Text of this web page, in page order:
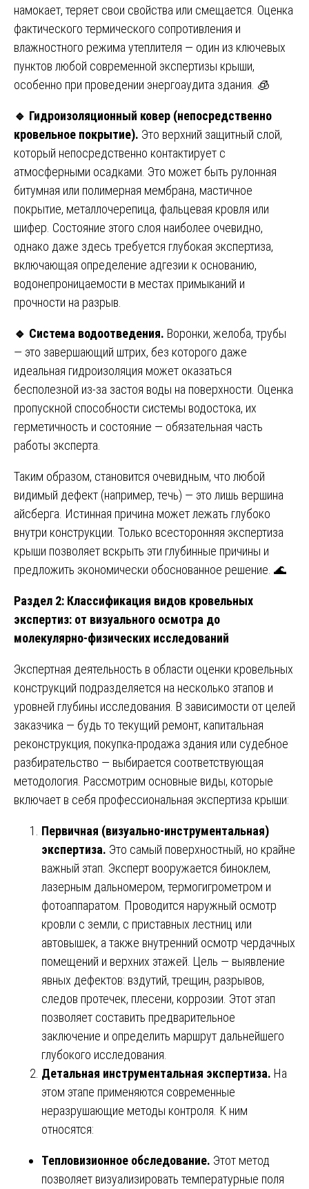
намокает, теряет свои свойства или смещается. Оценка
фактического термического сопротивления и
влажностного режима утеплителя — один из ключевых
пунктов любой современной экспертизы крыши,
особенно при проведении энергоаудита здания. 🧊
🔹 Гидроизоляционный ковер (непосредственно
кровельное покрытие). Это верхний защитный слой,
который непосредственно контактирует с
атмосферными осадками. Это может быть рулонная
битумная или полимерная мембрана, мастичное
покрытие, металлочерепица, фальцевая кровля или
шифер. Состояние этого слоя наиболее очевидно,
однако даже здесь требуется глубокая экспертиза,
включающая определение адгезии к основанию,
водонепроницаемости в местах примыканий и
прочности на разрыв.
🔹 Система водоотведения. Воронки, желоба, трубы
— это завершающий штрих, без которого даже
идеальная гидроизоляция может оказаться
бесполезной из-за застоя воды на поверхности. Оценка
пропускной способности системы водостока, их
герметичность и состояние — обязательная часть
работы эксперта.
Таким образом, становится очевидным, что любой
видимый дефект (например, течь) — это лишь вершина
айсберга. Истинная причина может лежать глубоко
внутри конструкции. Только всесторонняя экспертиза
крыши позволяет вскрыть эти глубинные причины и
предложить экономически обоснованное решение. 🌊
Раздел 2: Классификация видов кровельных
экспертиз: от визуального осмотра до
молекулярно-физических исследований
Экспертная деятельность в области оценки кровельных
конструкций подразделяется на несколько этапов и
уровней глубины исследования. В зависимости от целей
заказчика — будь то текущий ремонт, капитальная
реконструкция, покупка-продажа здания или судебное
разбирательство — выбирается соответствующая
методология. Рассмотрим основные виды, которые
включает в себя профессиональная экспертиза крыши:
Первичная (визуально-инструментальная)
экспертиза. Это самый поверхностный, но крайне
важный этап. Эксперт вооружается биноклем,
лазерным дальномером, термогигрометром и
фотоаппаратом. Проводится наружный осмотр
кровли с земли, с приставных лестниц или
автовышек, а также внутренний осмотр чердачных
помещений и верхних этажей. Цель — выявление
явных дефектов: вздутий, трещин, разрывов,
следов протечек, плесени, коррозии. Этот этап
позволяет составить предварительное
заключение и определить маршрут дальнейшего
глубокого исследования.
Детальная инструментальная экспертиза. На
этом этапе применяются современные
неразрушающие методы контроля. К ним
относятся:
Тепловизионное обследование. Этот метод
позволяет визуализировать температурные поля